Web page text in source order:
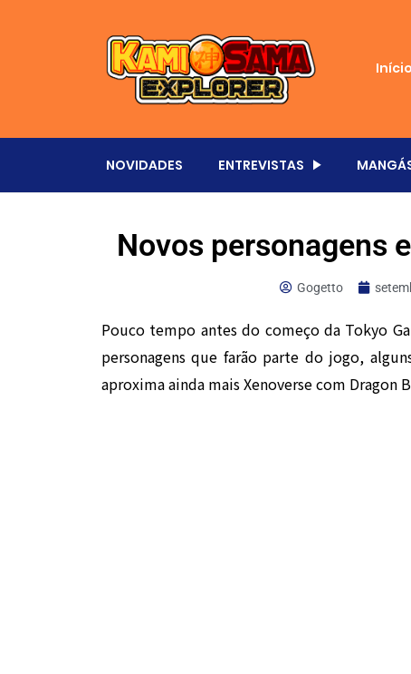
Início
NOVIDADES ENTREVISTAS
Novos personagens
Gogetto
Pouco tempo antes do começo da Tokyo
personagens que farão parte do jogo,
aproxima ainda mais Xenoverse com Dragon